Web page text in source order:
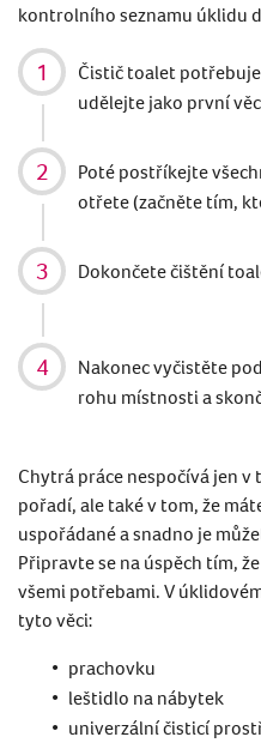
kontrolního seznamu úklidu
Čistič toalet
udělejte jako první
Poté postříkejte
otřete (začněte tím,
Dokončete čištění
Nakonec vyčistěte
rohu místnosti a
Chytrá práce nespočívá jen v
pořadí, ale takév tom, že
uspořádanéa snadno je
Připravte se na úspěch tím, ž
všemi potřebami. V úklidové
tyto věci:
prachovku
leštidlo na nábytek
univerzální čisticí